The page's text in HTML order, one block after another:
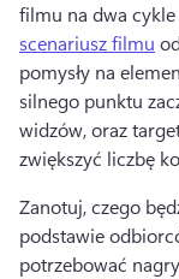
filmu na dwa
scenariusz filmu
pomysły na
silnego punktu
widzów, oraz
zwiększyć liczbę
Zanotuj, czego
podstawie
potrzebować